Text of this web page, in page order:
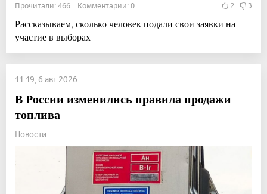
Прочитали: 466 Комментарии: 0 2 3
Рассказываем, сколько человек подали свои заявки на
участие в выборах
11:19, 6 авг 2026
В России изменились правила продажи
топлива
Новости